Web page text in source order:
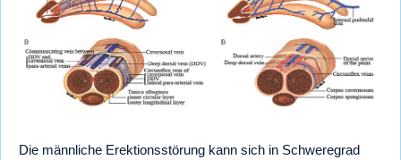
Die männliche Erektionsstörung kann sich in Schweregrad